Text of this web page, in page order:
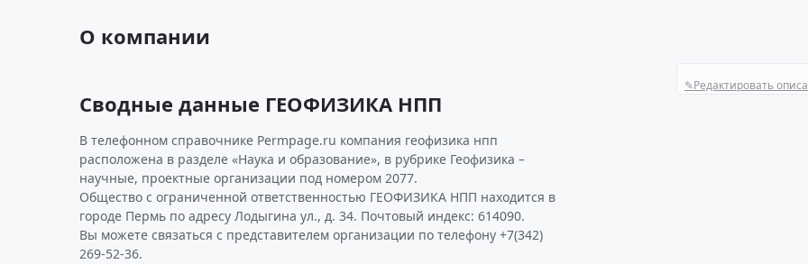
О компании
✎Редактировать
Сводные данные ГЕОФИЗИКА НПП
В телефонном справочнике Permpage.ru компания геофизика нпп
расположена в разделе «Наука и образование», в рубрике Геофизика –
научные, проектные организации под номером 2077.
Общество с ограниченной ответственностью ГЕОФИЗИКА НПП находится в
городе Пермь по адресу Лодыгина ул., д. 34. Почтовый индекс: 614090.
Вы можете связаться с представителем организации по телефону +7(342)
269-52-36.